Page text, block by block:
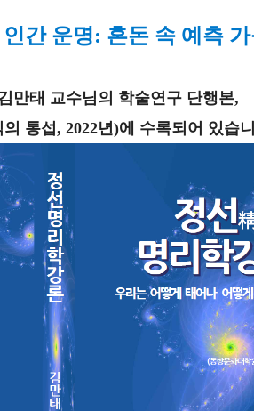
간 운명: 혼돈 속 예측
만태 교수님의 학술연구 단행본,
통섭, 2022년)에 수록되어 있습